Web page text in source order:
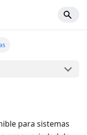
para sistemas